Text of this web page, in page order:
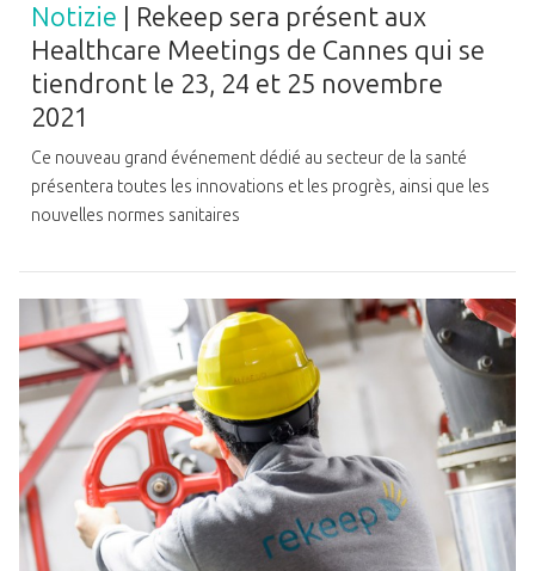
Notizie | Rekeep sera présent aux
Healthcare Meetings de Cannes qui se
tiendront le 23, 24 et 25 novembre
2021
Ce nouveau grand événement dédié au secteur de la santé
présentera toutes les innovations et les progrès, ainsi que les
nouvelles normes sanitaires